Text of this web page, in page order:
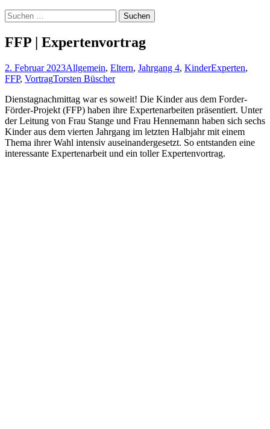
Suchen
nach:
FFP | Expertenvortrag
2. Februar 2023Allgemein, Eltern, Jahrgang 4, KinderExperten,
FFP, VortragTorsten Büscher
Dienstagnachmittag war es soweit! Die Kinder aus dem Forder-
Förder-Projekt (FFP) haben ihre Expertenarbeiten präsentiert. Unter
der Leitung von Frau Stange und Frau Hennemann haben sich sechs
Kinder aus dem vierten Jahrgang im letzten Halbjahr mit einem
Thema ihrer Wahl intensiv auseinandergesetzt. So entstanden eine
interessante Expertenarbeit und ein toller Expertenvortrag.